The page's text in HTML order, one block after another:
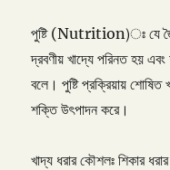
পুষ্টি (Nutrition)ঃ যে জৈব
দ্রবণীয় খাদ্যে পরিনত হয়
বলে। পুষ্টি প্রক্রিয়ায় শোষিত
শক্তি উৎপাদন করে।
খাদ্য ধরার কৌশলঃ শিকার